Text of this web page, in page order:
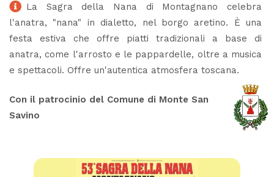
La Sagra della Nana di Montagnano celebra
l'anatra, "nana" in dialetto, nel borgo aretino. È una
festa estiva che offre piatti tradizionali a base di
anatra, come l'arrosto e le pappardelle, oltre a musica
e spettacoli. Offre un'autentica atmosfera toscana.
Con il patrocinio del Comune di Monte San
Savino